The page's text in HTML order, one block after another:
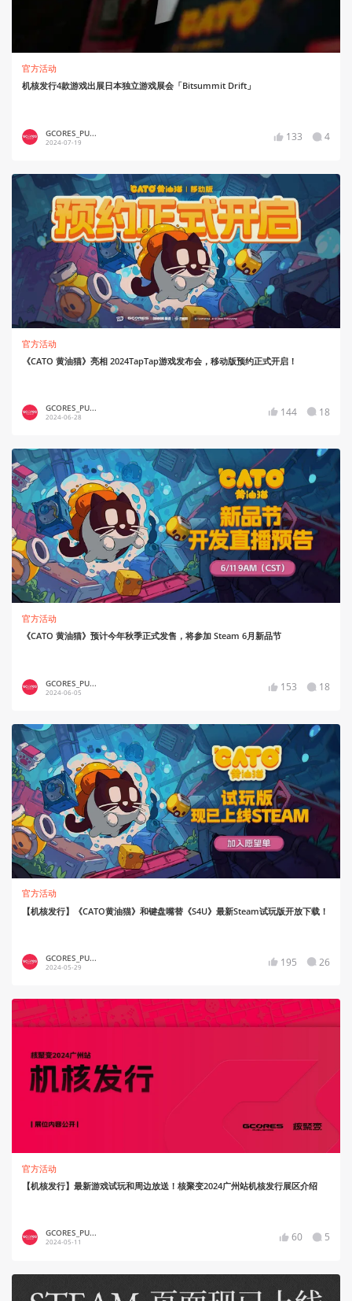
官方活动
机核发行4款游戏出展日本独立游戏展会「Bitsummit Drift」
GCORES_PU...
2024-07-19 133 4
官方活动
《CATO 黄油猫》亮相 2024TapTap游戏发布会，移动版预约正式开启！
GCORES_PU...
2024-06-28 144 18
官方活动
《CATO 黄油猫》预计今年秋季正式发售，将参加 Steam 6月新品节
GCORES_PU...
2024-06-05 153 18
官方活动
【机核发行】《CATO黄油猫》和键盘嘴替《S4U》最新Steam试玩版开放下载！
GCORES_PU...
2024-05-29 195 26
官方活动
【机核发行】最新游戏试玩和周边放送！核聚变2024广州站机核发行展区介绍
GCORES_PU...
2024-05-11 60 5